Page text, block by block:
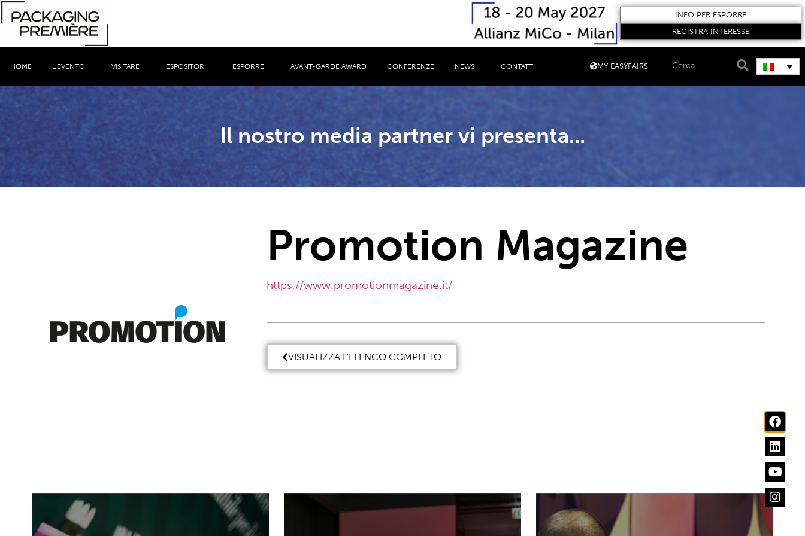
INFO PER ESPORRE
REGISTRA INTERESSE
HOME L’EVENTO VISITARE ESPOSITORI ESPORRE AVANT-GARDE AWARD CONFERENZE NEWS CONTATTI MY EASYFAIRS
Il nostro media partner vi presenta...
Promotion Magazine
https://www.promotionmagazine.it/
VISUALIZZA L'ELENCO COMPLETO